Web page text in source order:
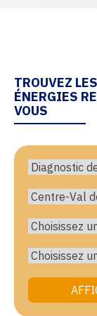
TROUVEZ
ÉNERGIES
VOUS